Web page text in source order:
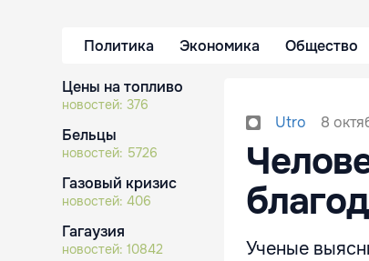
Политика Экономика Общество
Цены на топливо
новостей: 376
Бельцы
новостей: 5726
Газовый кризис
новостей: 406
Гагаузия
новостей: 10842
Utro 8
Ученые